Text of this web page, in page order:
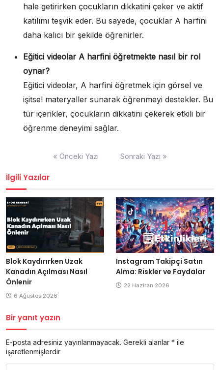
hale getirirken çocukların dikkatini çeker ve aktif
katılımı teşvik eder. Bu sayede, çocuklar A harfini
daha kalıcı bir şekilde öğrenirler.
Eğitici videolar A harfini öğretmekte nasıl bir rol
oynar?
Eğitici videolar, A harfini öğretmek için görsel ve
işitsel materyaller sunarak öğrenmeyi destekler. Bu
tür içerikler, çocukların dikkatini çekerek etkili bir
öğrenme deneyimi sağlar.
« Önceki Yazı Sonraki Yazı »
İlgili Yazılar
Blok Kaydırırken Uzak
Kanadın Açılması Nasıl
Önlenir
6 Ağustos 2026
Instagram Takipçi Satın
Alma: Riskler ve Faydalar
22 Haziran 2026
Bir yanıt yazın
E-posta adresiniz yayınlanmayacak. Gerekli alanlar * ile
işaretlenmişlerdir